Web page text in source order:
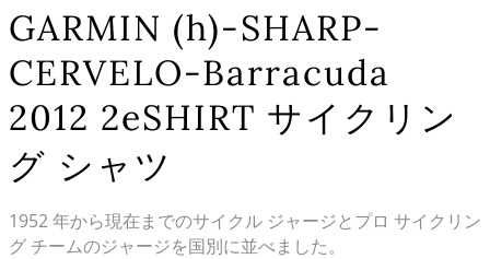
GARMIN (h)-SHARP-
CERVELO-Barracuda
2012 2eSHIRT サイクリン
グ シャツ
1952 年から現在までのサイクル ジャージとプロ サイクリン
グ チームのジャージを国別に並べました。